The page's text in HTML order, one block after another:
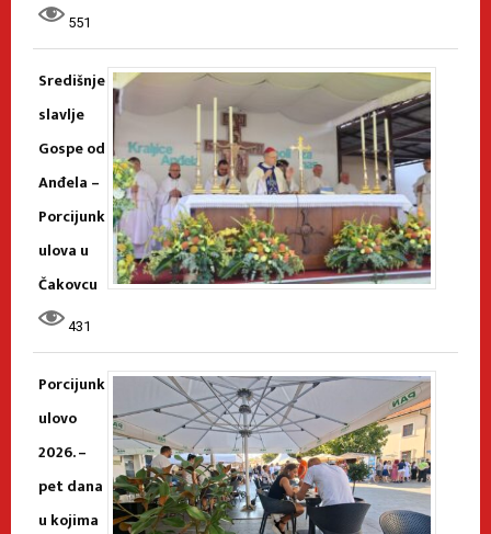
551
Središnje
slavlje
Gospe od
Anđela –
Porcijunk
ulova u
Čakovcu
431
Porcijunk
ulovo
2026. –
pet dana
u kojima